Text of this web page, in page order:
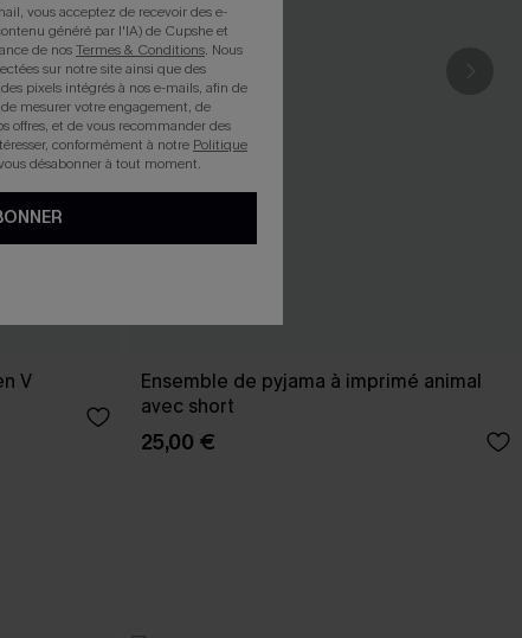
V
Ensemble de pyjama à imprimé animal
avec short
25,00 €
vous acceptez de recevoir des e-
généré par l'IA) de Cupshe et
de nosTermes & Conditions. Nous
sur notre site ainsi que des
pixels intégrés à nos e-mails, afin de
de mesurer votre engagement, de
offres, et de vous recommander des
conformément à notre Politique
désabonner à tout moment.